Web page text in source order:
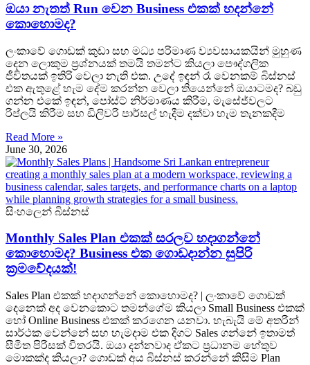
ඔයා නැතත් Run වෙන Business එකක් හදන්නේ
කොහොමද?
ලංකාවේ ගොඩක් කුඩා සහ මධ්‍ය පරිමාණ ව්‍යවසායකයින් මුහුණ
දෙන ලොකුම ප්‍රශ්නයක් තමයි තමන්ට කියලා පෞද්ගලික
ජීවිතයක් ඉතිරි වෙලා නැති එක. උදේ ඉඳන් රෑ වෙනකම් බිස්නස්
එක ඇතුළේ හැම දේම කරන්න වෙලා තියෙන්නේ ඔයාටමද? බඩු
ගන්න එකේ ඉඳන්, පෝස්ට් නිර්මාණය කිරීම, මැසේජ්වලට
රිප්ලයි කිරීම සහ ඩිලිවරි පාර්සල් හැදීම දක්වා හැම තැනකදීම
Read More »
June 30, 2026
සිංහලෙන් බිස්නස්
Monthly Sales Plan එකක් සරලව හදාගන්නේ
කොහොමද? Business එක ගොඩදාන්න සුපිරි
ක්‍රමවේදයක්!
Sales Plan එකක් හදාගන්නේ කොහොමද? | ලංකාවේ ගොඩක්
දෙනෙක් අද වෙනකොට තමන්ගේම කියලා Small Business එකක්
හෝ Online Business එකක් කරගෙන යනවා. හැබැයි මේ අතරින්
සාර්ථක වෙන්නේ සහ හැමදාම එක දිගට Sales ගන්නේ ඉතාමත්
සීමිත පිරිසක් විතරයි. ඔයා දන්නවාද ඒකට ප්‍රධානම හේතුව
මොකක්ද කියලා? ගොඩක් අය බිස්නස් කරන්නේ කිසිම Plan